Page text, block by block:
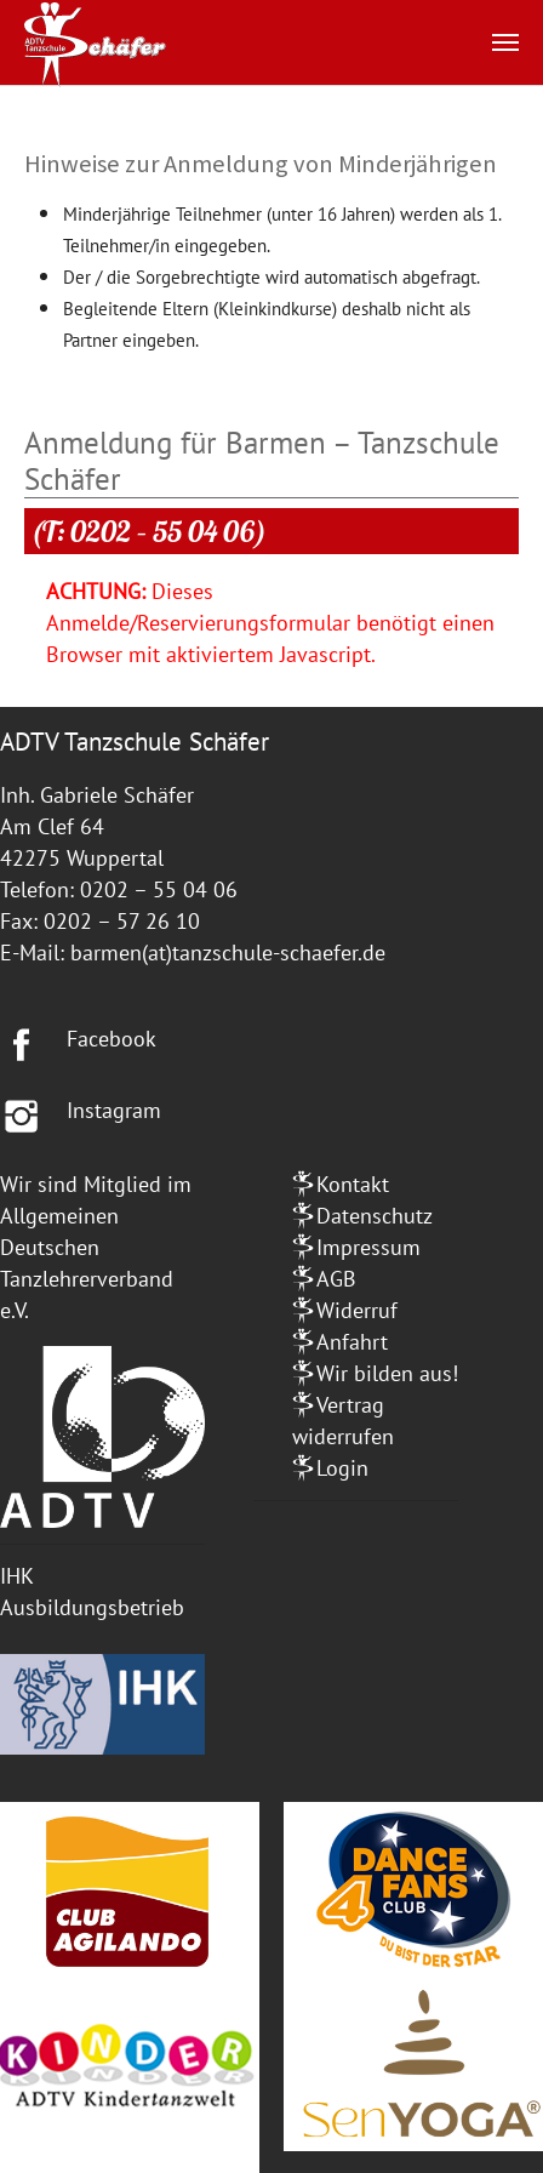
Hinweise zur Anmeldung von Minderjährigen
Minderjährige Teilnehmer (unter 16 Jahren) werden als 1.
Teilnehmer/in eingegeben.
Der / die Sorgebrechtigte wird automatisch abgefragt.
Begleitende Eltern (Kleinkindkurse) deshalb nicht als
Partner eingeben.
Anmeldung für Barmen – Tanzschule
Schäfer
(T: 0202 – 55 04 06)
ACHTUNG:Dieses
Anmelde/Reservierungsformular benötigt einen
Browser mit aktiviertem Javascript.
ADTV Tanzschule Schäfer
Inh. Gabriele Schäfer
Am Clef 64
42275 Wuppertal
Telefon: 0202 – 55 04 06
Fax: 0202 – 57 26 10
E-Mail: barmen(at)tanzschule-schaefer.de
Facebook
Instagram
Wir sind Mitglied im
Allgemeinen
Deutschen
Tanzlehrerverband
e.V.
IHK
Ausbildungsbetrieb
Kontakt
Datenschutz
Impressum
AGB
Widerruf
Anfahrt
Wir bilden aus!
Vertrag
widerrufen
Login